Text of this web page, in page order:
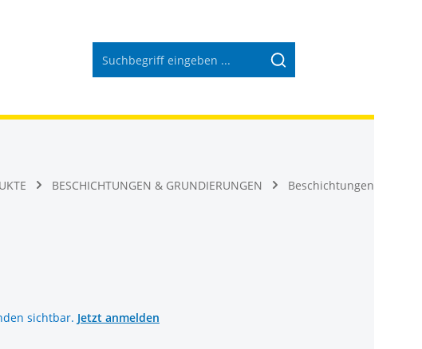
BESCHICHTUNGEN & GRUNDIERUNGEN Beschichtungen
sichtbar. Jetzt anmelden